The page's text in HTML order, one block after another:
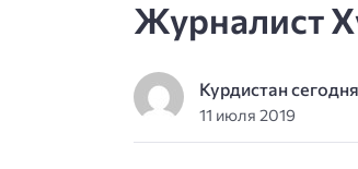
Журналист
Курдистан сегодня
11 июля 2019